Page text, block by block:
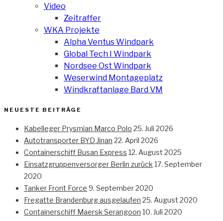
Video
Zeitraffer
WKA Projekte
Alpha Ventus Windpark
Global Tech I Windpark
Nordsee Ost Windpark
Weserwind Montageplatz
Windkraftanlage Bard VM
NEUESTE BEITRÄGE
Kabelleger Prysmian Marco Polo 25. Juli 2026
Autotransporter BYD Jinan 22. April 2026
Containerschiff Busan Express 12. August 2025
Einsatzgruppenversorger Berlin zurück 17. September
2020
Tanker Front Force 9. September 2020
Fregatte Brandenburg ausgelaufen 25. August 2020
Containerschiff Maersk Serangoon 10. Juli 2020